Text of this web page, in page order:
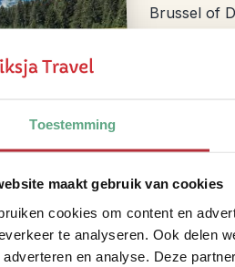
Toestemming
maakt gebruik van cookies
cookies om content en
te analyseren. Ook delen
adverteren en analyse. Deze
Brussel of